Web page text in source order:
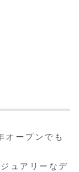
オープンでも
ュアリーなデ